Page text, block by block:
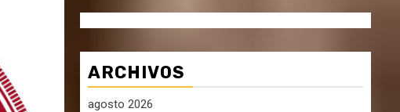
ARCHIVOS
agosto 2026